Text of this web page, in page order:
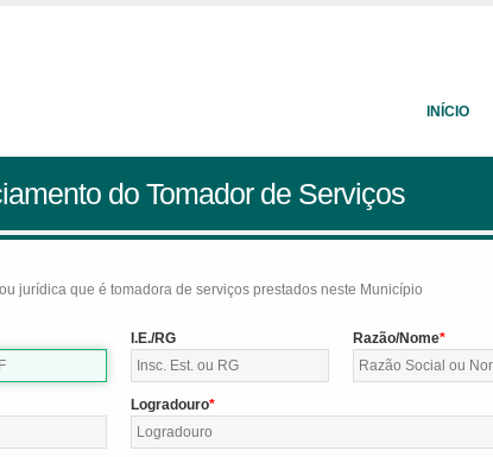
INÍCIO
do Tomador de Serviços
jurídica que é tomadora de serviços prestados neste Município
I.E./RG Razão/Nome
Logradouro